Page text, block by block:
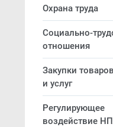
Охрана труда
Социально-
отношения
Закупки
и услуг
Регулирующее
воздействие